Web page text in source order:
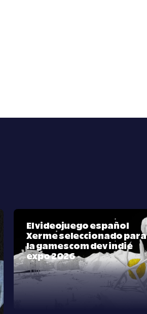
El videojuego español
Xerme seleccionado para
la gamescom dev indie
expo 2026